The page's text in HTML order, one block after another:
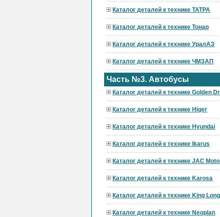
Каталог деталей к технике ТАТРА
Каталог деталей к технике Тонар
Каталог деталей к технике УралАЗ
Каталог деталей к технике ЧМЗАП
Часть №3. Автобусы
Каталог деталей к технике Golden
Каталог деталей к технике Higer
Каталог деталей к технике Hyundai
Каталог деталей к технике Ikarus
Каталог деталей к технике JAC
Каталог деталей к технике Karosa
Каталог деталей к технике King Long
Каталог деталей к технике Neoplan